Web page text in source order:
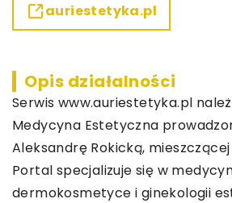
auriestetyka.pl
Opis działalności
Serwis www.auriestetyka.pl
Medycyna Estetyczna
Aleksandrę Rokicką,
Portal specjalizuje się w
dermokosmetyce i ginekologii